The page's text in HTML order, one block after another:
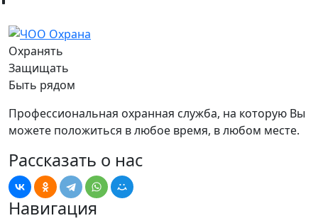
Охранять
Защищать
Быть рядом
Профессиональная охранная служба, на которую Вы
можете положиться в любое время, в любом месте.
Рассказать о нас
Навигация